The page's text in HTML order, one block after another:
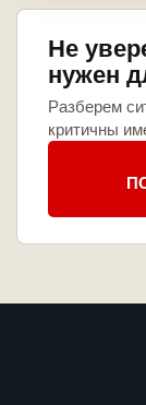
Не
нужен
Разберем
критичны